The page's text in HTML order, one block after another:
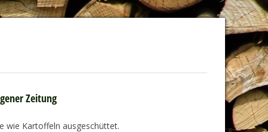
Zeitung
wie Kartoffeln ausgeschüttet.